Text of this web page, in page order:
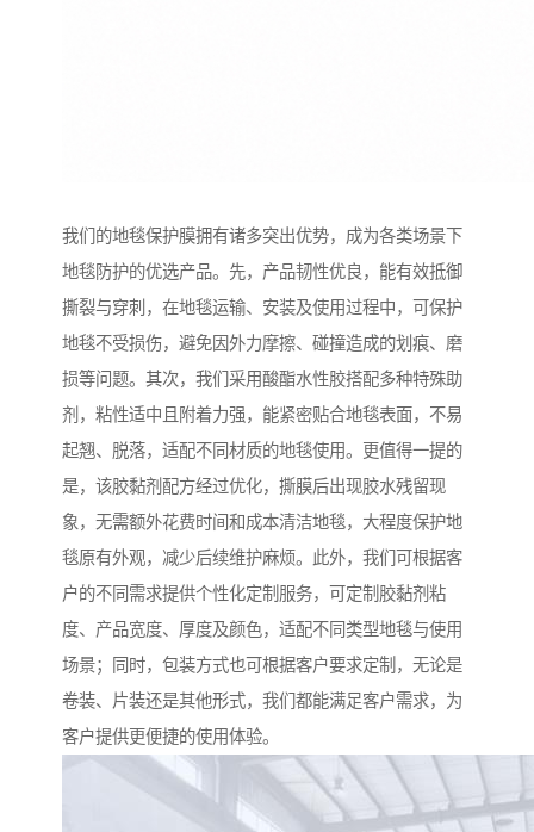
我们的地毯保护膜拥有诸多突出优势，成为各类场景下
地毯防护的优选产品。先，产品韧性优良，能有效抵御
撕裂与穿刺，在地毯运输、安装及使用过程中，可保护
地毯不受损伤，避免因外力摩擦、碰撞造成的划痕、磨
损等问题。其次，我们采用酸酯水性胶搭配多种特殊助
剂，粘性适中且附着力强，能紧密贴合地毯表面，不易
起翘、脱落，适配不同材质的地毯使用。更值得一提的
是，该胶黏剂配方经过优化，撕膜后出现胶水残留现
象，无需额外花费时间和成本清洁地毯，大程度保护地
毯原有外观，减少后续维护麻烦。此外，我们可根据客
户的不同需求提供个性化定制服务，可定制胶黏剂粘
度、产品宽度、厚度及颜色，适配不同类型地毯与使用
场景；同时，包装方式也可根据客户要求定制，无论是
卷装、片装还是其他形式，我们都能满足客户需求，为
客户提供更便捷的使用体验。